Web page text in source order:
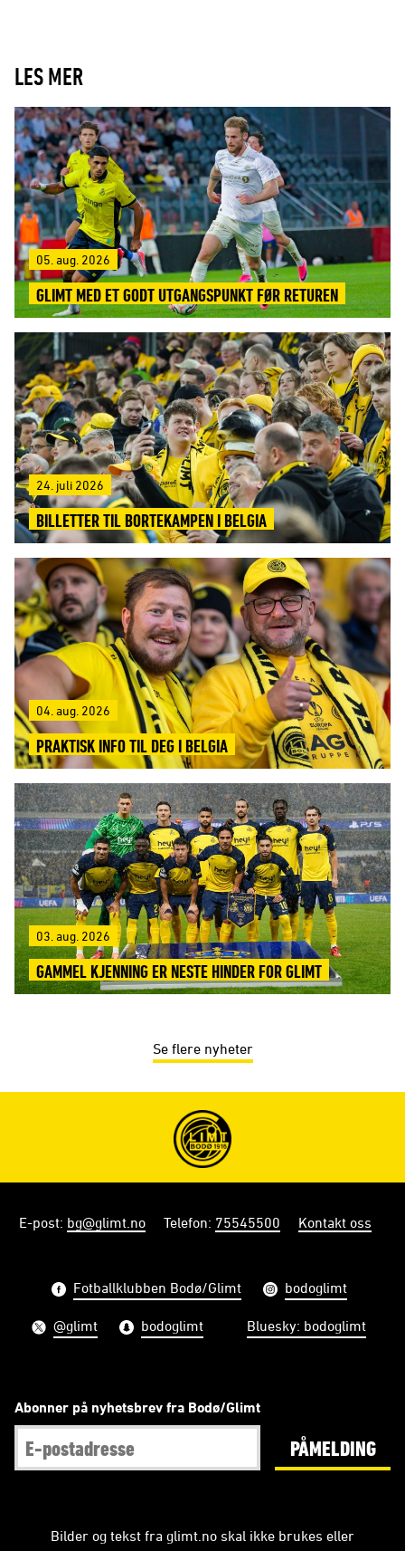
LES MER
05. aug. 2026
GLIMT MED ET GODT UTGANGSPUNKT FØR RETUREN
24. juli 2026
BILLETTER TIL BORTEKAMPEN I BELGIA
04. aug. 2026
PRAKTISK INFO TIL DEG I BELGIA
03. aug. 2026
GAMMEL KJENNING ER NESTE HINDER FOR GLIMT
Se flere nyheter
E-post: bg@glimt.no Telefon: 75545500 Kontakt oss
Fotballklubben Bodø/Glimt bodoglimt
@glimt bodoglimt Bluesky: bodoglimt
Abonner på nyhetsbrev fra Bodø/Glimt
PÅMELDING
Bilder og tekst fra glimt.no skal ikke brukes eller